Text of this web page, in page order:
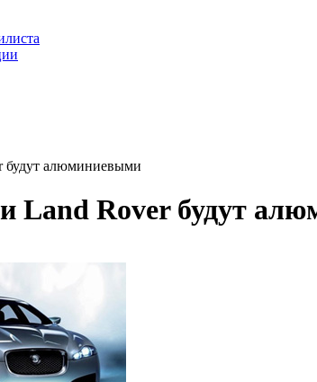
будут алюминиевыми
Land Rover будут